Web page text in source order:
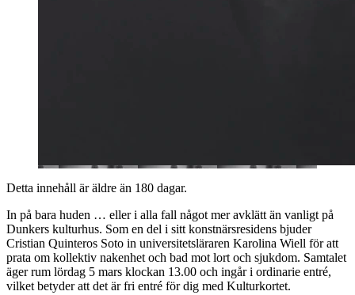
Detta innehåll är äldre än 180 dagar.
In på bara huden … eller i alla fall något mer avklätt än vanligt på
Dunkers kulturhus. Som en del i sitt konstnärsresidens bjuder
Cristian Quinteros Soto in universitetsläraren Karolina Wiell för att
prata om kollektiv nakenhet och bad mot lort och sjukdom. Samtalet
äger rum lördag 5 mars klockan 13.00 och ingår i ordinarie entré,
vilket betyder att det är fri entré för dig med Kulturkortet.